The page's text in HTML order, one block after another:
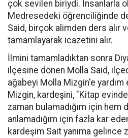
çok sevilen biriydi. İnsanlarla
Medresedeki öğrenciliğinde
Said, birçok alimden ders alır
tamamlayarak icazetini alır.
İlmini tamamladıktan sonra
ilçesine dönen Molla Said,
ağabeyi Molla Mizgin'e
Mizgin, kardeşini, "Kitap
zaman bulamadığım için
anlamadığım için fazla kar
kardeşim Sait yanıma gelince